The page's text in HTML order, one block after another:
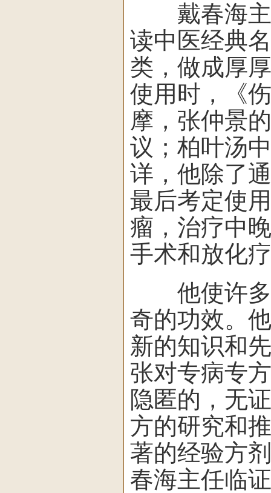
戴春海主
读中医经典
类，做成厚
使用时，《
摩，张仲景
议；柏叶汤
详，他除了
最后考定使
瘤，治疗中
手术和放化
他使许多
奇的功效。
新的知识和
张对专病专
隐匿的，无
方的研究和
著的经验方
春海主任临